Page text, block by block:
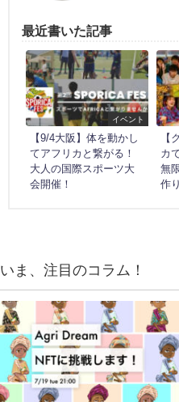
最近書いた記事
イベント
【9/4大阪】体を動かし
てアフリカと繋がる！
大人の国際スポーツ大
会開催！
【
カ
無
作
いま、注目のコラム！